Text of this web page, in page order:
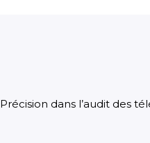
Précision dans l’audit des